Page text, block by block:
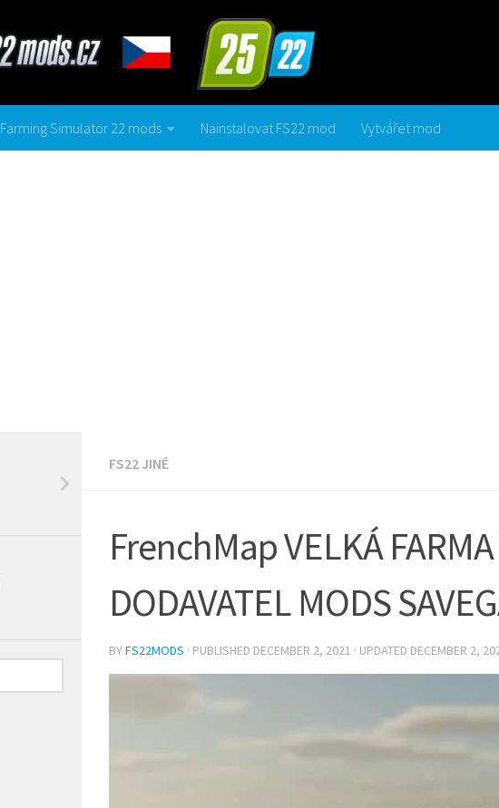
Farming Simulator 22 mods Nainstalovat FS22 mod Vytvářet mod
FS22 JINÉ
FrenchMap VELKÁ
DODAVATEL MODS
BYFS22MODS · PUBLISHED DECEMBER 2, 2021 · UPDATED DECEMBER 2,